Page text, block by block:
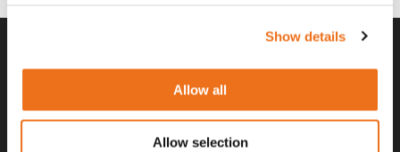
Show details
Allow all
Allow selection